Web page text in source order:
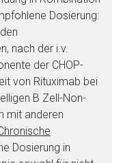
Dosierung:
nach der i.v.
der CHOP-
von Rituximab bei
B Zell-Non-
mit anderen
Dosierung in